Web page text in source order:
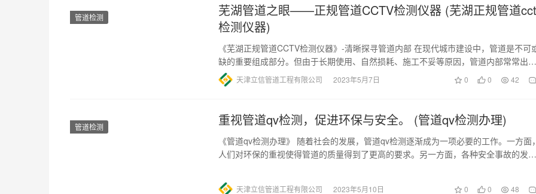
管道检测
芜湖管道之眼——正规管道CCTV检测仪器 (芜湖正规管道
检测仪器)
《芜湖正规管道CCTV检测仪器》-清晰探寻管道内部 在现代城市建设中，管道是不可
缺的重要组成部分。但由于长期使用、自然损耗、施工不妥等原因，管道内部常常出现
漏水、堵塞、破裂等问题…
天津立信管道工程有限公司 2023年5月7日 0 0 42
管道检测 重视管道qv检测，促进环保与安全。 (管道qv检测办理)
《管道qv检测办理》 随着社会的发展，管道qv检测逐渐成为一项必要的工作。一方面
人们对环保的重视使得管道的质量得到了更高的要求。另一方面，各种安全事故的发生
天津立信管道工程有限公司 2023年5月10日 0 0 48